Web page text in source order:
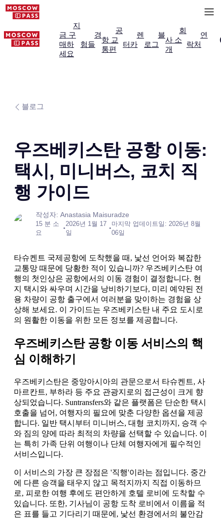
지
금 구
매하
세요
경
험들
공
항 교
통편
렌
터카
블
로그
회
사 소
개
연
락처
블로그
우즈베키스탄 공항 이동:
택시, 미니버스, 코치 직
행 가이드
작성자: Anastasia Maisuradze
15 분 소
요
•
2026년 1월 17
일
•
마지막 업데이트일: 2026년 8월
06일
타슈켄트 국제공항에 도착했을 때, 낯선 언어와 복잡한
교통망 때문에 당황한 적이 있습니까? 우즈베키스탄 여
행의 첫인상은 공항에서의 이동 경험이 결정합니다. 현
지 택시와 싸우며 시간을 낭비하기보다, 미리 예약된 전
용 차량이 공항 출구에서 여러분을 맞이하는 경험을 상
상해 보세요. 이 가이드는 우즈베키스탄 내 주요 도시로
의 원활한 이동을 위한 모든 정보를 제공합니다.
우즈베키스탄 공항 이동 서비스의 핵
심 이해하기
우즈베키스탄은 중앙아시아의 관문으로서 타슈켄트, 사
마르칸트, 부하라 등 주요 관광지로의 접근성이 크게 향
상되었습니다. Suntransfers와 같은 플랫폼은 단순한 택시
호출을 넘어, 여행자의 필요에 맞춘 다양한 옵션을 제공
합니다. 일반 택시부터 미니버스, 대형 코치까지, 승객 수
와 짐의 양에 따라 최적의 차량을 선택할 수 있습니다. 이
는 특히 가족 단위 여행이나 단체 여행자에게 필수적인
서비스입니다.
이 서비스의 가장 큰 장점은 '직행'이라는 점입니다. 중간
에 다른 승객을 태우지 않고 목적지까지 직접 이동하므
로, 피로한 여행 후에도 편안하게 호텔 로비에 도착할 수
있습니다. 또한, 기사님이 공항 도착 로비에서 이름을 적
은 표를 들고 기다리기 때문에, 낯선 환경에서의 불안감